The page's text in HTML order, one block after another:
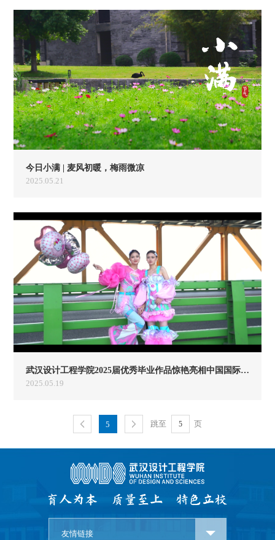
今日小满 | 麦风初暖，梅雨微凉
2025.05.21
武汉设计工程学院2025届优秀毕业作品惊艳亮相中国国际大学生时装周
2025.05.19
5 跳至 页
友情链接